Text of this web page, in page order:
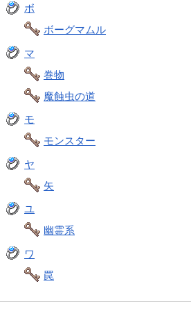
ボ
ボーグマムル
マ
巻物
魔蝕虫の道
モ
モンスター
ヤ
矢
ユ
幽霊系
ワ
罠